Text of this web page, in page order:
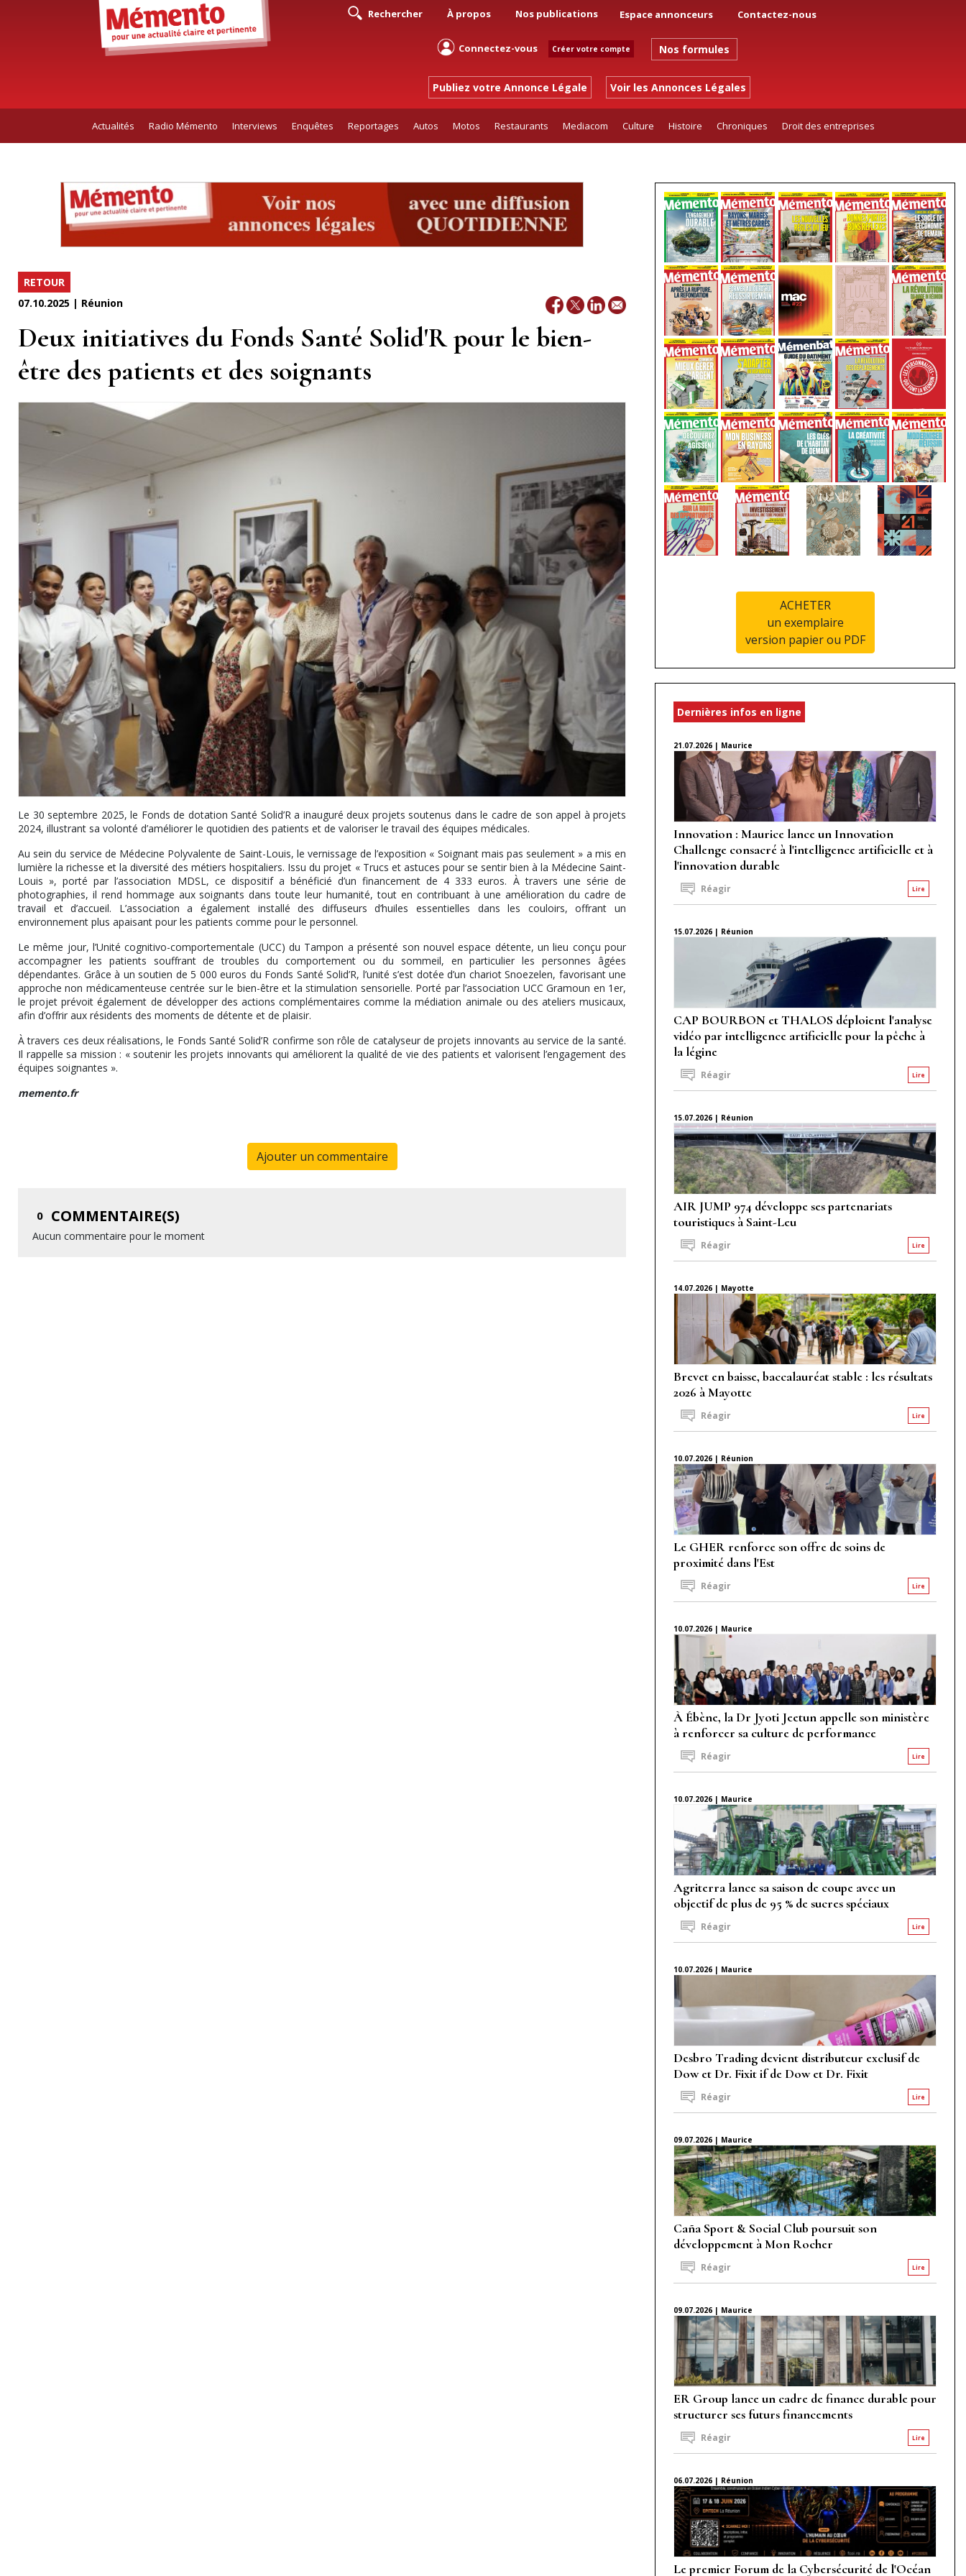
Rechercher À propos Nos publications Espace annonceurs Contactez-nous
Connectez-vous Créer votre compte Nos formules
Publiez votre Annonce Légale Voir les Annonces Légales
Actualités Radio Mémento Interviews Enquêtes Reportages Autos Motos Restaurants Mediacom Culture Histoire Chroniques Droit des entreprises
RETOUR
07.10.2025 | Réunion
Deux initiatives du Fonds Santé Solid'R pour le bien-
être des patients et des soignants
Le 30 septembre 2025, le Fonds de dotation Santé Solid’R a inauguré deux projets soutenus dans le cadre de son appel à projets
2024, illustrant sa volonté d’améliorer le quotidien des patients et de valoriser le travail des équipes médicales.
Au sein du service de Médecine Polyvalente de Saint-Louis, le vernissage de l’exposition « Soignant mais pas seulement » a mis en
lumière la richesse et la diversité des métiers hospitaliers. Issu du projet « Trucs et astuces pour se sentir bien à la Médecine Saint-
Louis », porté par l’association MDSL, ce dispositif a bénéficié d’un financement de 4 333 euros. À travers une série de
photographies, il rend hommage aux soignants dans toute leur humanité, tout en contribuant à une amélioration du cadre de
travail et d’accueil. L’association a également installé des diffuseurs d’huiles essentielles dans les couloirs, offrant un
environnement plus apaisant pour les patients comme pour le personnel.
Le même jour, l’Unité cognitivo-comportementale (UCC) du Tampon a présenté son nouvel espace détente, un lieu conçu pour
accompagner les patients souffrant de troubles du comportement ou du sommeil, en particulier les personnes âgées
dépendantes. Grâce à un soutien de 5 000 euros du Fonds Santé Solid’R, l’unité s’est dotée d’un chariot Snoezelen, favorisant une
approche non médicamenteuse centrée sur le bien-être et la stimulation sensorielle. Porté par l’association UCC Gramoun en 1er,
le projet prévoit également de développer des actions complémentaires comme la médiation animale ou des ateliers musicaux,
afin d’offrir aux résidents des moments de détente et de plaisir.
À travers ces deux réalisations, le Fonds Santé Solid’R confirme son rôle de catalyseur de projets innovants au service de la santé.
Il rappelle sa mission : « soutenir les projets innovants qui améliorent la qualité de vie des patients et valorisent l’engagement des
équipes soignantes ».
memento.fr
Ajouter un commentaire
0 COMMENTAIRE(S)
Aucun commentaire pour le moment
ACHETER
un exemplaire
version papier ou PDF
Dernières infos en ligne
21.07.2026 | Maurice
Innovation : Maurice lance un Innovation
Challenge consacré à l'intelligence artificielle et à
l'innovation durable
Lire
Réagir
15.07.2026 | Réunion
CAP BOURBON et THALOS déploient l'analyse
vidéo par intelligence artificielle pour la pêche à
la légine
Lire
Réagir
15.07.2026 | Réunion
AIR JUMP 974 développe ses partenariats
touristiques à Saint-Leu
Lire
Réagir
14.07.2026 | Mayotte
Brevet en baisse, baccalauréat stable : les résultats
2026 à Mayotte
Lire
Réagir
10.07.2026 | Réunion
Le GHER renforce son offre de soins de
proximité dans l'Est
Lire
Réagir
10.07.2026 | Maurice
À Ébène, la Dr Jyoti Jeetun appelle son ministère
à renforcer sa culture de performance
Lire
Réagir
10.07.2026 | Maurice
Agriterra lance sa saison de coupe avec un
objectif de plus de 95 % de sucres spéciaux
Lire
Réagir
10.07.2026 | Maurice
Desbro Trading devient distributeur exclusif de
Dow et Dr. Fixit if de Dow et Dr. Fixit
Lire
Réagir
09.07.2026 | Maurice
Caña Sport & Social Club poursuit son
développement à Mon Rocher
Lire
Réagir
09.07.2026 | Maurice
ER Group lance un cadre de finance durable pour
structurer ses futurs financements
Lire
Réagir
06.07.2026 | Réunion
Le premier Forum de la Cybersécurité de l'Océan